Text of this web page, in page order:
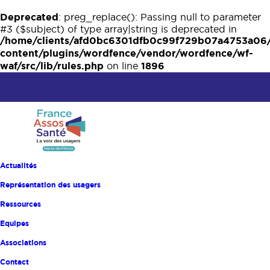
Deprecated: preg_replace(): Passing null to parameter
#3 ($subject) of type array|string is deprecated in
/home/clients/
content/plugins/wordfence/vendor/wordfence/wf-
waf/src/lib/rules.php on line 1896
Actualités
Représentation des usagers
Ressources
Equipes
Associations
Contact
Accueil